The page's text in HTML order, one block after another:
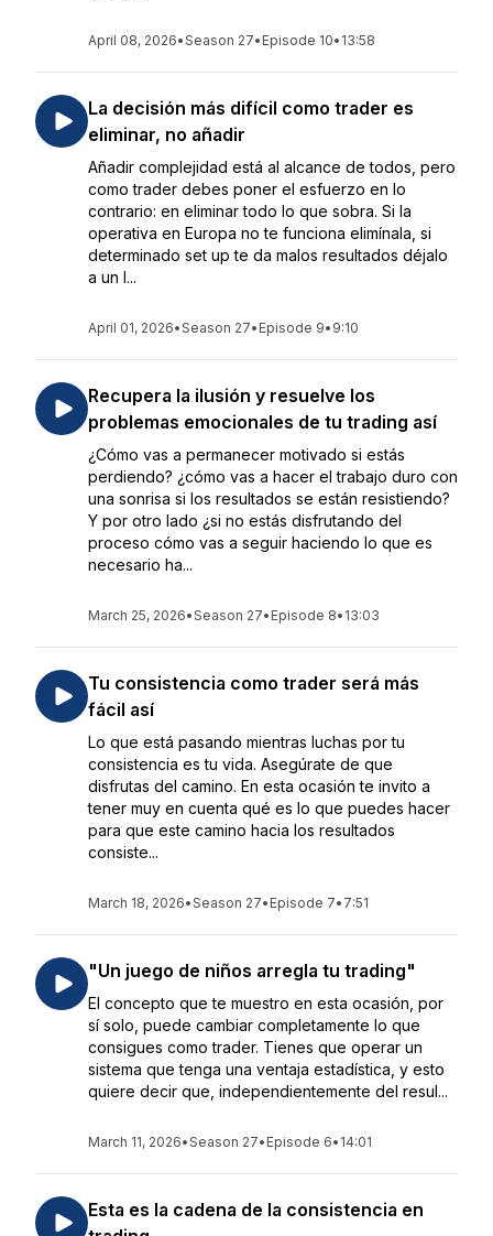
April 08, 2026•Season 27• Episode 10• 13:58
La decisión más difícil como trader es
eliminar, no añadir
Añadir complejidad está al alcance de todos, pero
como trader debes poner el esfuerzo en lo
contrario: en eliminar todo lo que sobra. Si la
operativa en Europa no te funciona elimínala, si
determinado set up te da malos resultados déjalo
a un l...
April 01, 2026•Season 27• Episode 9• 9:10
Recupera la ilusión y resuelve los
problemas emocionales de tu trading así
¿Cómo vas a permanecer motivado si estás
perdiendo? ¿cómo vas a hacer el trabajo duro con
una sonrisa si los resultados se están resistiendo?
Y por otro lado ¿si no estás disfrutando del
proceso cómo vas a seguir haciendo lo que es
necesario ha...
March 25, 2026•Season 27• Episode 8• 13:03
Tu consistencia como trader será más
fácil así
Lo que está pasando mientras luchas por tu
consistencia es tu vida. Asegúrate de que
disfrutas del camino. En esta ocasión te invito a
tener muy en cuenta qué es lo que puedes hacer
para que este camino hacia los resultados
consiste...
March 18, 2026•Season 27• Episode 7• 7:51
"Un juego de niños arregla tu trading"
El concepto que te muestro en esta ocasión, por
sí solo, puede cambiar completamente lo que
consigues como trader. Tienes que operar un
sistema que tenga una ventaja estadística, y esto
quiere decir que, independientemente del resul...
March 11, 2026•Season 27• Episode 6• 14:01
Esta es la cadena de la consistencia en